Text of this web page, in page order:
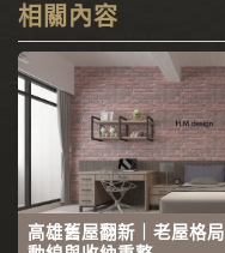
相關內容
高雄舊屋翻新｜老屋格